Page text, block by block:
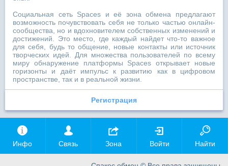
Социальная сеть Spaces и её зона обмена предлагают
возможность почувствовать себя не только частью онлайн-
сообщества, но и вдохновителем собственных изменений и
достижений. Это место, где каждый найдет что-то важное
для себя, будь то общение, новые контакты или источник
творческих идей. Для множества пользователей по всему
миру обнаружение платформы Spaces открывает новые
горизонты и даёт импульс к развитию как в цифровом
пространстве, так и в реальной жизни.
Регистрация
Инфо Связь Зона Войти Найти